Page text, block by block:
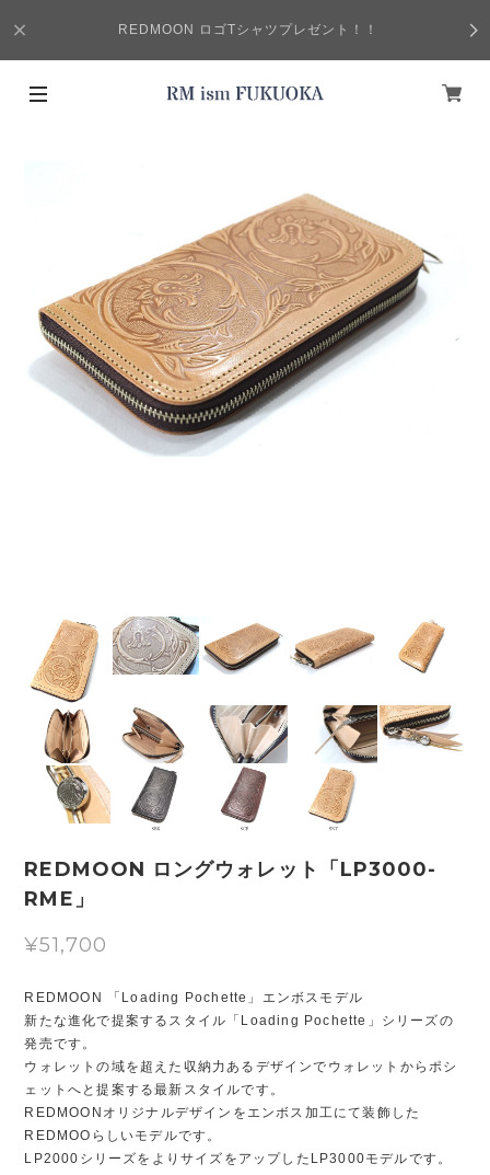
REDMOON ロゴTシャツプレゼント！！
REDMOON ロングウォレット「LP3000-
RME」
¥51,700
REDMOON 「Loading Pochette」エンボスモデル
新たな進化で提案するスタイル「Loading Pochette」シリーズの
発売です。
ウォレットの域を超えた収納力あるデザインでウォレットからポシ
ェットへと提案する最新スタイルです。
REDMOONオリジナルデザインをエンボス加工にて装飾した
REDMOOらしいモデルです。
LP2000シリーズをよりサイズをアップしたLP3000モデルです。